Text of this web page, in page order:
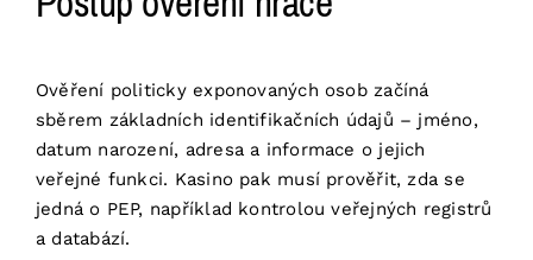
Ověření politicky exponovaných osob začíná
sběrem základních identifikačních údajů – jméno,
datum narození, adresa a informace o jejich
veřejné funkci. Kasino pak musí prověřit, zda se
jedná o PEP, například kontrolou veřejných registrů
a databází.